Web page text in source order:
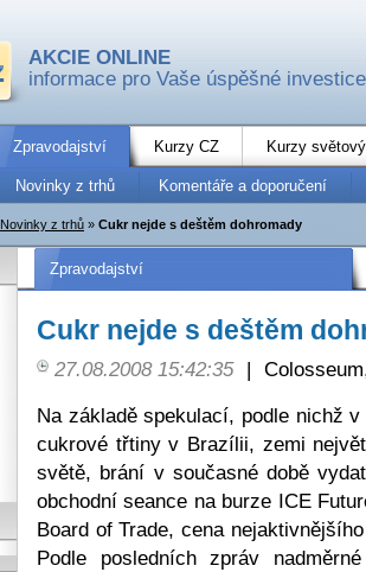
AKCIE ONLINE
informace pro Vaše úspěšné investice
Zpravodajství Kurzy CZ Kurzy
Novinky z trhů Komentáře a doporučení
Novinky z trhů » Cukr nejde s deštěm dohromady
Zpravodajství
Cukr nejde s deštěm
27.08.2008 15:42:35 |
Na základě spekulací, podle nichž
cukrové třtiny v Brazílii, zemi
světě, brání v současné době
obchodní seance na burze ICE
Board of Trade, cena
Podle posledních zpráv